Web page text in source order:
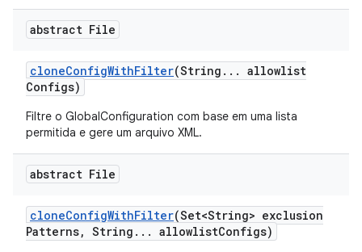
abstract File
cloneConfigWithFilter(String . . . allowlist
Configs)
Filtre o GlobalConfiguration com base em uma lista
permitida e gere um arquivo XML.
abstract File
cloneConfigWithFilter(Set<String> exclusion
Patterns, String . . . allowlistConfigs)